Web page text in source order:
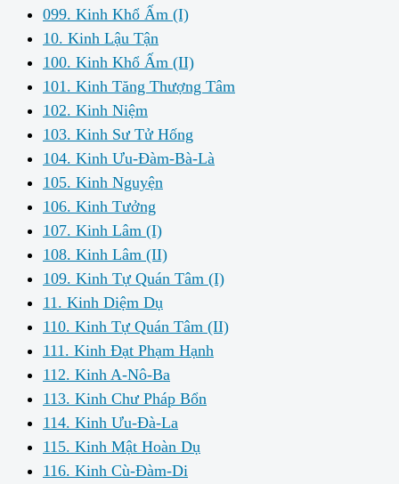
099. Kinh Khổ Ấm (I)
10. Kinh Lậu Tận
100. Kinh Khổ Ấm (II)
101. Kinh Tăng Thượng Tâm
102. Kinh Niệm
103. Kinh Sư Tử Hống
104. Kinh Ưu-Đàm-Bà-Là
105. Kinh Nguyện
106. Kinh Tưởng
107. Kinh Lâm (I)
108. Kinh Lâm (II)
109. Kinh Tự Quán Tâm (I)
11. Kinh Diệm Dụ
110. Kinh Tự Quán Tâm (II)
111. Kinh Đạt Phạm Hạnh
112. Kinh A-Nô-Ba
113. Kinh Chư Pháp Bổn
114. Kinh Ưu-Ðà-La
115. Kinh Mật Hoàn Dụ
116. Kinh Cù-Đàm-Di